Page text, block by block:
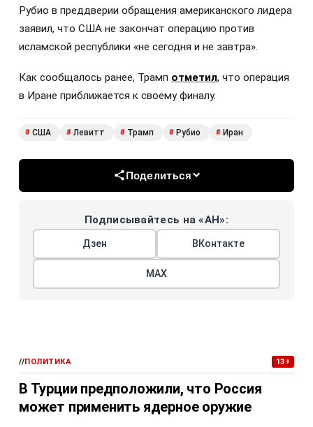
Рубио в преддверии обращения американского лидера
заявил, что США не закончат операцию против
исламской республики «не сегодня и не завтра».
Как сообщалось ранее, Трамп отметил, что операция
в Иране приближается к своему финалу.
# США # Левитт # Трамп # Рубио # Иран
Поделиться
Подписывайтесь на «АН»:
Дзен ВКонтакте
МАХ
//ПОЛИТИКА 13+
В Турции предположили, что Россия
может применить ядерное оружие